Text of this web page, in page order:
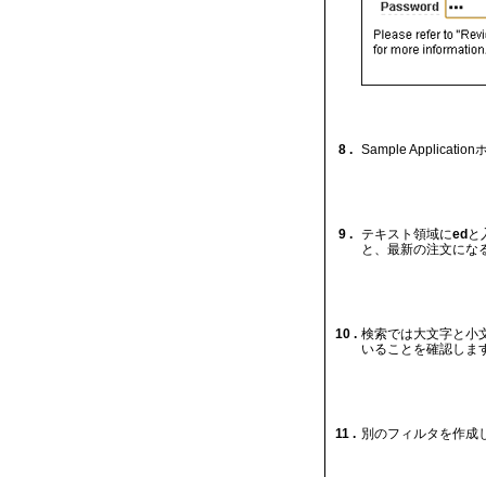
8 . Sample Application
9 . テキスト領域にed と
と、最新の注文にな
10 . 検索では大文字と小
いることを確認しま
11 . 別のフィルタを作成